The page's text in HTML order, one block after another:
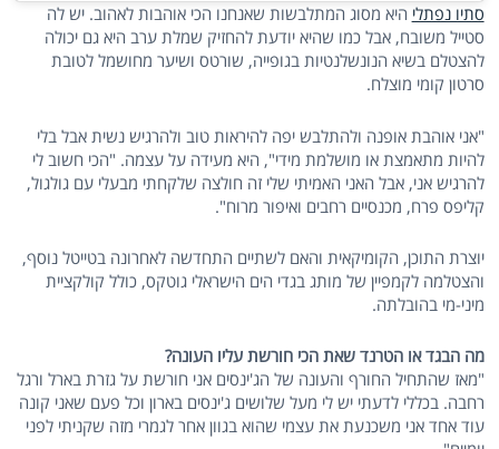
סתיו נפתלי היא מסוג המתלבשות שאנחנו הכי אוהבות לאהוב. יש לה
סטייל משובח, אבל כמו שהיא יודעת להחזיק שמלת ערב היא גם יכולה
להצטלם בשיא הנונשלנטיות בגופייה, שורטס ושיער מחושמל לטובת
סרטון קומי מוצלח.
"אני אוהבת אופנה ולהתלבש יפה להיראות טוב ולהרגיש נשית אבל בלי
להיות מתאמצת או מושלמת מידי", היא מעידה על עצמה. "הכי חשוב לי
להרגיש אני, אבל האני האמיתי שלי זה חולצה שלקחתי מבעלי עם גולגול,
קליפס פרח, מכנסיים רחבים ואיפור מרוח".
יוצרת התוכן, הקומיקאית והאם לשתיים התחדשה לאחרונה בטייטל נוסף,
והצטלמה לקמפיין של מותג בגדי הים הישראלי גוטקס, כולל קולקציית
מיני-מי בהובלתה.
מה הבגד או הטרנד שאת הכי חורשת עליו העונה?
"מאז שהתחיל החורף והעונה של הג'ינסים אני חורשת על גזרת בארל ורגל
רחבה. בכללי לדעתי יש לי מעל שלושים ג'ינסים בארון וכל פעם שאני קונה
עוד אחד אני משכנעת את עצמי שהוא בגוון אחר לגמרי מזה שקניתי לפני